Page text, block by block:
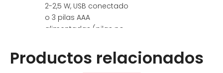
2-2,5 W, USB conectado
o 3 pilas AAA
alimentadas (pilas no
Productos relacionados